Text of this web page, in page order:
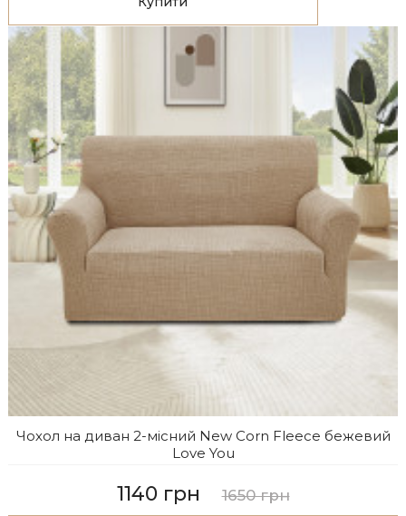
Чохол на диван 2-місний New Corn Fleece бежевий
Love You
1140 грн 1650 грн